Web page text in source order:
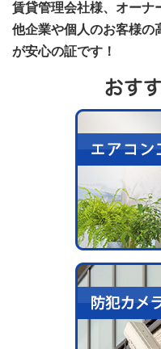
賃貸管理会社様、オーナ
他企業や個人のお客様の
が安心の証です！
おす